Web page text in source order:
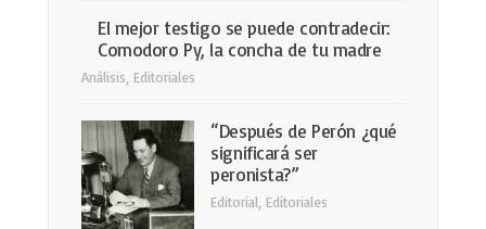
El mejor testigo se puede contradecir:
Comodoro Py, la concha de tu madre
Análisis Editoriales
“Después de Perón ¿qué
significará ser
peronista?”
Editorial Editoriales